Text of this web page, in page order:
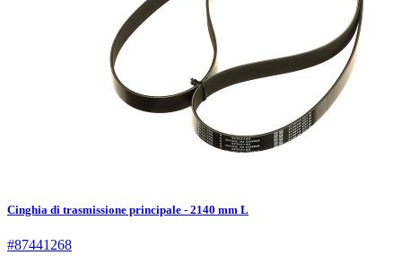
Cinghia di trasmissione principale - 2140 mm L
#87441268